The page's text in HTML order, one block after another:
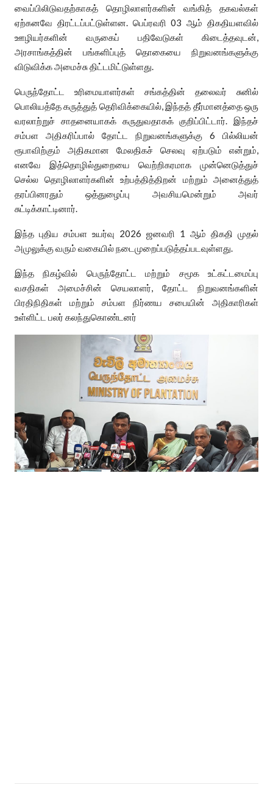
வைப்பிலிடுவதற்காகத் தொழிலாளர்களின் வங்கித் தகவல்கள்
ஏற்கனவே திரட்டப்பட்டுள்ளன. பெப்ரவரி 03 ஆம் திகதியளவில்
ஊழியர்களின் வருகைப் பதிவேடுகள் கிடைத்தவுடன்,
அரசாங்கத்தின் பங்களிப்புத் தொகையை நிறுவனங்களுக்கு
விடுவிக்க அமைச்சு திட்டமிட்டுள்ளது.
பெருந்தோட்ட உரிமையாளர்கள் சங்கத்தின் தலைவர் சுனில்
பொலியத்தே கருத்துத் தெரிவிக்கையில், இந்தத் தீர்மானத்தை ஒரு
வரலாற்றுச் சாதனையாகக் கருதுவதாகக் குறிப்பிட்டார். இந்தச்
சம்பள அதிகரிப்பால் தோட்ட நிறுவனங்களுக்கு 6 பில்லியன்
ரூபாவிற்கும் அதிகமான மேலதிகச் செலவு ஏற்படும் என்றும்,
எனவே இத்தொழில்துறையை வெற்றிகரமாக முன்னெடுத்துச்
செல்ல தொழிலாளர்களின் உற்பத்தித்திறன் மற்றும் அனைத்துத்
தரப்பினரதும் ஒத்துழைப்பு அவசியமென்றும் அவர்
சுட்டிக்காட்டினார்.
இந்த புதிய சம்பள உயர்வு 2026 ஜனவரி 1 ஆம் திகதி முதல்
அமுலுக்கு வரும் வகையில் நடைமுறைப்படுத்தப்படவுள்ளது.
இந்த நிகழ்வில் பெருந்தோட்ட மற்றும் சமூக உட்கட்டமைப்பு
வசதிகள் அமைச்சின் செயலாளர், தோட்ட நிறுவனங்களின்
பிரதிநிதிகள் மற்றும் சம்பள நிர்ணய சபையின் அதிகாரிகள்
உள்ளிட்ட பலர் கலந்துகொண்டனர்